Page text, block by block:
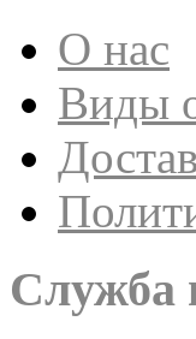
О нас
Виды
Служба